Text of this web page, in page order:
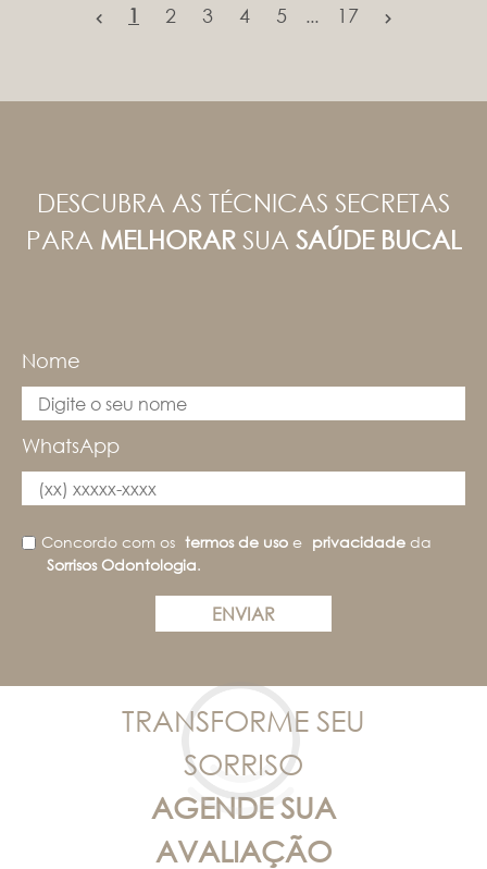
1 2 3 4 5 ... 17
DESCUBRA AS TÉCNICAS SECRETAS
PARA MELHORARSUA SAÚDE BUCAL
Nome
WhatsApp
Concordo com os termos de uso e privacidade da
Sorrisos Odontologia.
ENVIAR
TRANSFORME SEU
SORRISO
AGENDE SUA
AVALIAÇÃO